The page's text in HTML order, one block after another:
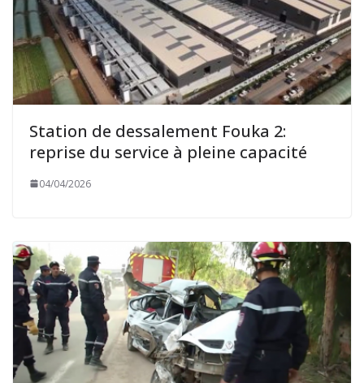
Station de dessalement Fouka 2:
reprise du service à pleine capacité
04/04/2026